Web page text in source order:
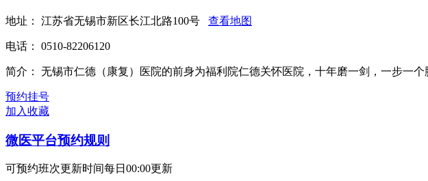
地址： 江苏省无锡市新区长江北路100号 查看地图
电话： 0510-82206120
简介： 无锡市仁德（康复）医院的前身为福利院仁德关怀医院，十年磨一剑，一步一
预约挂号
加入收藏
微医平台预约规则
可预约班次更新时间每日00:00更新